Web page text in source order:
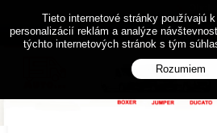
Tieto internetové stránky používajú
personalizácií reklám a analýze
týchto internetových stránok s tým
Rozumiem